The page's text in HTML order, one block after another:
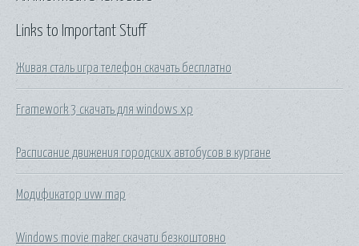
Links to Important Stuff
Живая сталь игра телефон скачать бесплатно
Framework 3 скачать для windows xp
Расписание движения городских автобусов в кургане
Модификатор uvw map
Windows movie maker скачати безкоштовно